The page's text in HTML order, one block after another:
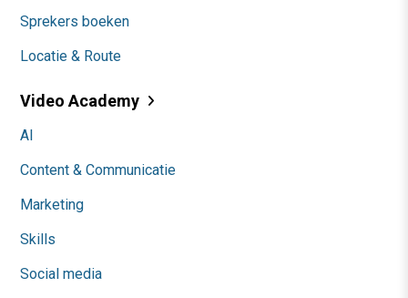
Sprekers boeken
Locatie & Route
Video Academy
AI
Content & Communicatie
Marketing
Skills
Social media